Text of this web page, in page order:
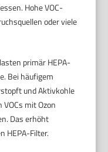
Hohe VOC-
oder viele
primär HEPA-
Bei häufigem
und Aktivkohle
mit Ozon
Das erhöht
HEPA-Filter.